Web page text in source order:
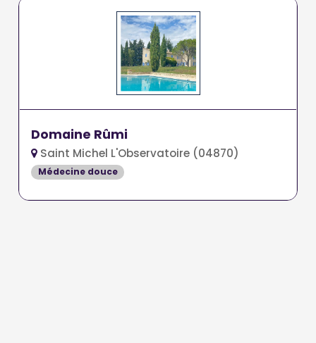
Domaine Rûmi
Saint Michel L'Observatoire (04870)
Médecine douce